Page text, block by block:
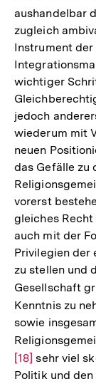
aushandelbar
zugleich
Instrument
wichtiger
jedoch
wiederum mit
neuen
das Gefälle zu
vorerst
gleiches
auch mit der
Privilegien der
zu stellen und
Gesellschaft
Kenntnis zu
sowie
[18] sehr viel
Politik und